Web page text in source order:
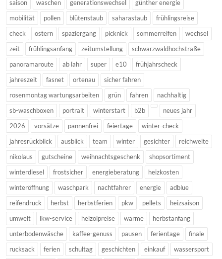
saison
waschen generationswechsel
günther energie
mobilität
pollen blütenstaub saharastaub
frühlingsreise
check
ostern spaziergang picknick sommerreifen
wechsel
zeit
frühlingsanfang zeitumstellung
schwarzwaldhochstraße
panoramaroute
ab lahr super e10
frühjahrscheck
jahreszeit
fasnet ortenau
sicher fahren
rosenmontag wartungsarbeiten
grün fahren
nachhaltig
sb-waschboxen
portrait winterstart b2b
neues jahr
2026
vorsätze pannenfrei feiertage
winter-check
jahresrückblick
ausblick team winter gesichter
reichweite
nikolaus
gutscheine weihnachtsgeschenk
shopsortiment
winterdiesel
frostsicher energieberatung
heizkosten
winteröffnung
waschpark nachtfahrer energie
adblue
reifendruck
herbst herbstferien pkw pellets
heizsaison
umwelt
lkw-service heizölpreise wärme
herbstanfang
unterbodenwäsche
kaffee-genuss pausen ferientage
finale
rucksack
ferien schultag geschichten einkauf
wassersport